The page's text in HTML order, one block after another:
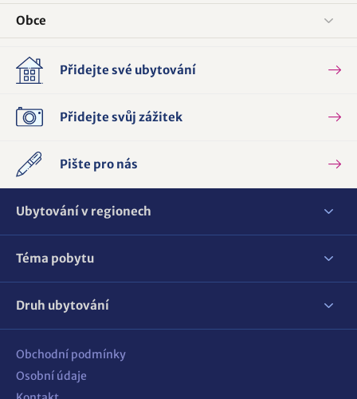
Obce
Přidejte své ubytování
Přidejte svůj zážitek
Pište pro nás
Ubytování v regionech
Téma pobytu
Druh ubytování
Obchodní podmínky
Osobní údaje